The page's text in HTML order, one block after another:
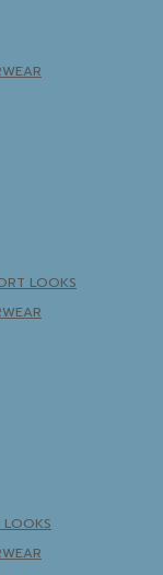
LOOKS
LOOKS